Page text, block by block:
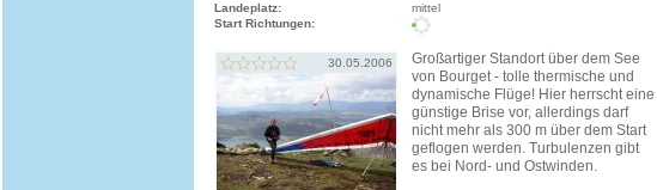
Landeplatz:
mittel
Start Richtungen:
30.05.2006
Großartiger Standort über dem See
von Bourget - tolle thermische und
dynamische Flüge! Hier herrscht eine
günstige Brise vor, allerdings darf
nicht mehr als 300 m über dem Start
geflogen werden. Turbulenzen gibt
es bei Nord- und Ostwinden.